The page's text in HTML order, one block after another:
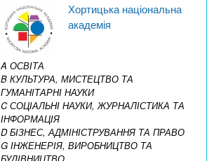
Хортицька національна
академія
A ОСВІТА
B КУЛЬТУРА, МИСТЕЦТВО ТА
ГУМАНІТАРНІ НАУКИ
C СОЦІАЛЬНІ НАУКИ, ЖУРНАЛІСТИКА ТА
ІНФОРМАЦІЯ
D БІЗНЕС, АДМІНІСТРУВАННЯ ТА ПРАВО
G ІНЖЕНЕРІЯ, ВИРОБНИЦТВО ТА